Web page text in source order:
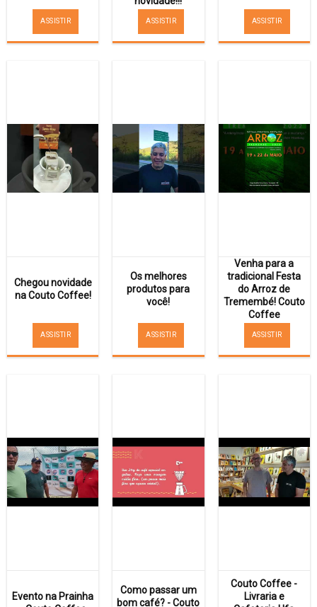
ASSISTIR ASSISTIR ASSISTIR
Chegou novidade
na Couto Coffee!
ASSISTIR
Os melhores
produtos para
você!
ASSISTIR
Venha para a
tradicional Festa
do Arroz de
Tremembé! Couto
Coffee
ASSISTIR
Evento na Prainha
Como passar um
bom café? - Couto
Couto Coffee -
Livraria e